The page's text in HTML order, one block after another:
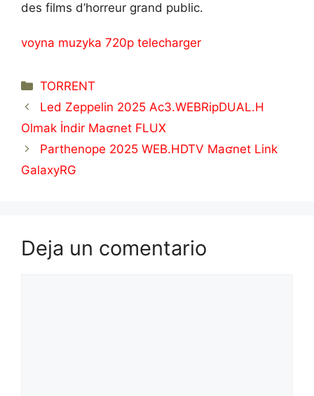
des films d’horreur grand public.
voyna muzyka 720p telecharger
Categorías
TORRENT
Led Zeppelin 2025 Ac3.WEBRipDUAL.H
Olmak İndir Maʛnet FLUX
Parthenope 2025 WEB.HDTV Maʛnet Link
GalaxyRG
Deja un comentario